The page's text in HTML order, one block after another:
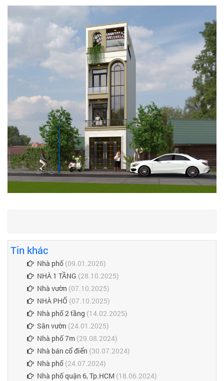
Tin khác
Nhà phố (09.01.2026)
NHÀ 1 TẦNG (28.10.2025)
Nhà vườn (07.10.2025)
NHÀ PHỐ (07.10.2025)
Nhà phố 2 tầng (14.02.2025)
Sân vườn (24.01.2025)
Nhà phố 7m (29.08.2024)
Nhà bán cổ điển (30.07.2024)
Nhà phố (24.07.2024)
Nhà phố quận 6, Tp.HCM (18.06.2024)